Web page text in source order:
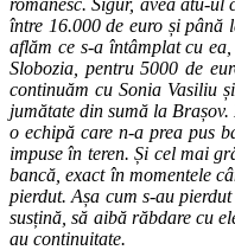
între 16.000 de euro și până
aflăm ce s-a întâmplat cu
Slobozia, pentru 5000 de
continuăm cu Sonia Vasiliu
jumătate din sumă la
o echipă care n-a prea pus
impuse în teren. Și cel mai
bancă, exact în momentele
pierdut. Așa cum s-au
susțină, să aibă răbdare cu
au continuitate.